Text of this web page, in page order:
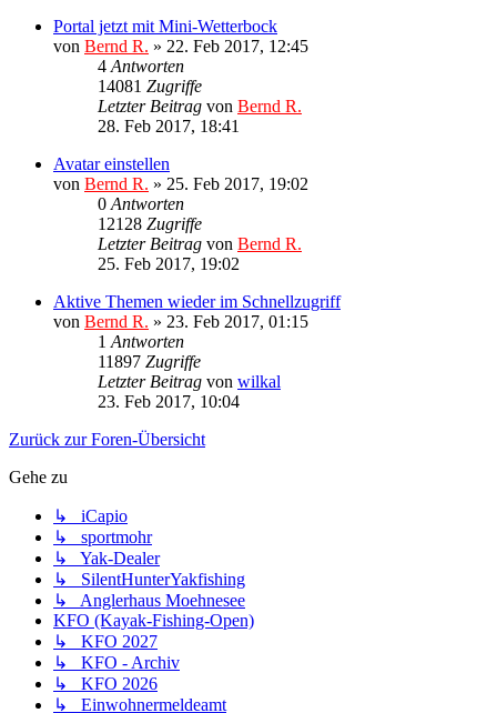
Portal jetzt mit Mini-Wetterbock
von Bernd R. » 22. Feb 2017, 12:45
4 Antworten
14081 Zugriffe
Letzter Beitrag von Bernd R.
28. Feb 2017, 18:41
Avatar einstellen
von Bernd R. » 25. Feb 2017, 19:02
0 Antworten
12128 Zugriffe
Letzter Beitrag von Bernd R.
25. Feb 2017, 19:02
Aktive Themen wieder im Schnellzugriff
von Bernd R. » 23. Feb 2017, 01:15
1 Antworten
11897 Zugriffe
Letzter Beitrag von wilkal
23. Feb 2017, 10:04
Zurück zur Foren-Übersicht
Gehe zu
↳ iCapio
↳ sportmohr
↳ Yak-Dealer
↳ SilentHunterYakfishing
↳ Anglerhaus Moehnesee
KFO (Kayak-Fishing-Open)
↳ KFO 2027
↳ KFO - Archiv
↳ KFO 2026
↳ Einwohnermeldeamt